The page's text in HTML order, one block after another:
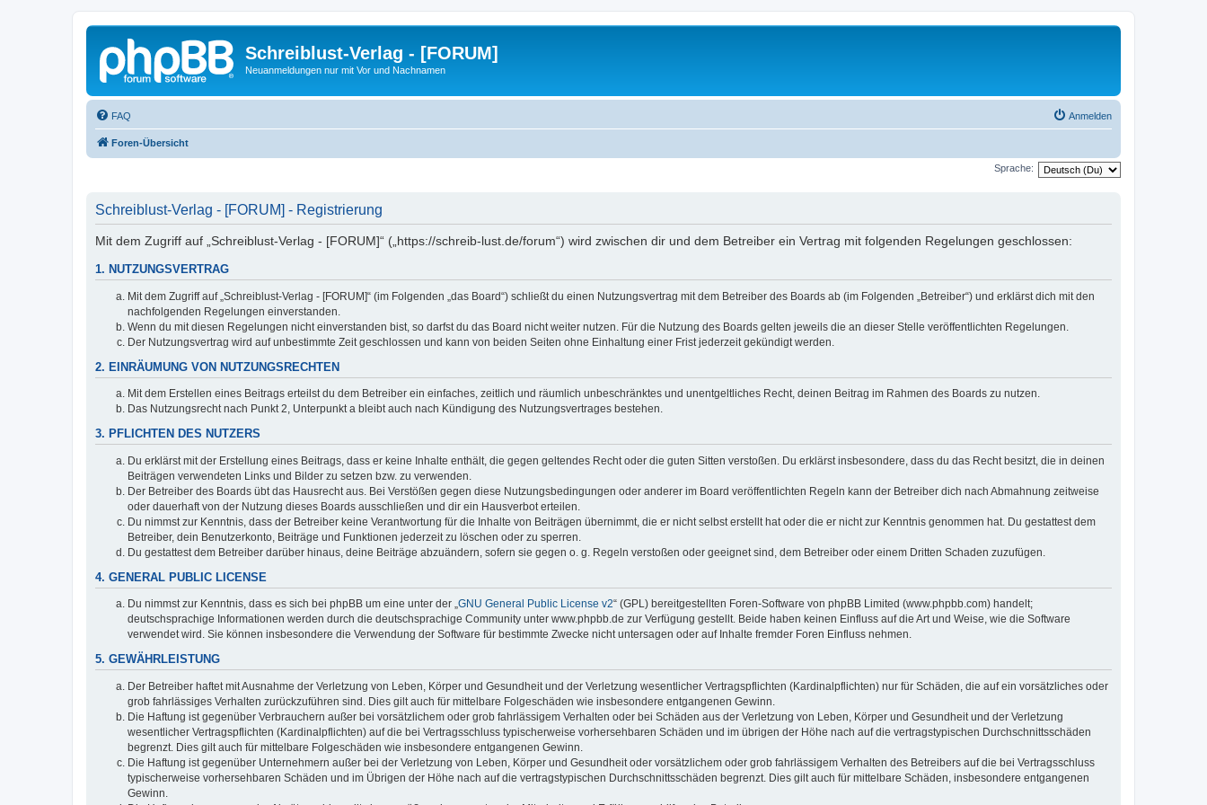
Schreiblust-Verlag - [FORUM]
Neuanmeldungen nur mit Vor und Nachnamen
FAQ Anmelden
Foren-Übersicht
Sprache:
Schreiblust-Verlag - [FORUM] - Registrierung
Mit dem Zugriff auf „Schreiblust-Verlag - [FORUM]“ („https://schreib-lust.de/forum“) wird zwischen dir und dem Betreiber ein Vertrag mit folgenden Regelungen geschlossen:
1. NUTZUNGSVERTRAG
Mit dem Zugriff auf „Schreiblust-Verlag - [FORUM]“ (im Folgenden „das Board“) schließt du einen Nutzungsvertrag mit dem Betreiber des Boards ab (im Folgenden „Betreiber“) und erklärst dich mit den
nachfolgenden Regelungen einverstanden.
Wenn du mit diesen Regelungen nicht einverstanden bist, so darfst du das Board nicht weiter nutzen. Für die Nutzung des Boards gelten jeweils die an dieser Stelle veröffentlichten Regelungen.
Der Nutzungsvertrag wird auf unbestimmte Zeit geschlossen und kann von beiden Seiten ohne Einhaltung einer Frist jederzeit gekündigt werden.
2. EINRÄUMUNG VON NUTZUNGSRECHTEN
Mit dem Erstellen eines Beitrags erteilst du dem Betreiber ein einfaches, zeitlich und räumlich unbeschränktes und unentgeltliches Recht, deinen Beitrag im Rahmen des Boards zu nutzen.
Das Nutzungsrecht nach Punkt 2, Unterpunkt a bleibt auch nach Kündigung des Nutzungsvertrages bestehen.
3. PFLICHTEN DES NUTZERS
Du erklärst mit der Erstellung eines Beitrags, dass er keine Inhalte enthält, die gegen geltendes Recht oder die guten Sitten verstoßen. Du erklärst insbesondere, dass du das Recht besitzt, die in deinen
Beiträgen verwendeten Links und Bilder zu setzen bzw. zu verwenden.
Der Betreiber des Boards übt das Hausrecht aus. Bei Verstößen gegen diese Nutzungsbedingungen oder anderer im Board veröffentlichten Regeln kann der Betreiber dich nach Abmahnung zeitweise
oder dauerhaft von der Nutzung dieses Boards ausschließen und dir ein Hausverbot erteilen.
Du nimmst zur Kenntnis, dass der Betreiber keine Verantwortung für die Inhalte von Beiträgen übernimmt, die er nicht selbst erstellt hat oder die er nicht zur Kenntnis genommen hat. Du gestattest dem
Betreiber, dein Benutzerkonto, Beiträge und Funktionen jederzeit zu löschen oder zu sperren.
Du gestattest dem Betreiber darüber hinaus, deine Beiträge abzuändern, sofern sie gegen o. g. Regeln verstoßen oder geeignet sind, dem Betreiber oder einem Dritten Schaden zuzufügen.
4. GENERAL PUBLIC LICENSE
Du nimmst zur Kenntnis, dass es sich bei phpBB um eine unter der „GNU General Public License v2“ (GPL) bereitgestellten Foren-Software von phpBB Limited (www.phpbb.com) handelt;
deutschsprachige Informationen werden durch die deutschsprachige Community unter www.phpbb.de zur Verfügung gestellt. Beide haben keinen Einfluss auf die Art und Weise, wie die Software
verwendet wird. Sie können insbesondere die Verwendung der Software für bestimmte Zwecke nicht untersagen oder auf Inhalte fremder Foren Einfluss nehmen.
5. GEWÄHRLEISTUNG
Der Betreiber haftet mit Ausnahme der Verletzung von Leben, Körper und Gesundheit und der Verletzung wesentlicher Vertragspflichten (Kardinalpflichten) nur für Schäden, die auf ein vorsätzliches oder
grob fahrlässiges Verhalten zurückzuführen sind. Dies gilt auch für mittelbare Folgeschäden wie insbesondere entgangenen Gewinn.
Die Haftung ist gegenüber Verbrauchern außer bei vorsätzlichem oder grob fahrlässigem Verhalten oder bei Schäden aus der Verletzung von Leben, Körper und Gesundheit und der Verletzung
wesentlicher Vertragspflichten (Kardinalpflichten) auf die bei Vertragsschluss typischerweise vorhersehbaren Schäden und im übrigen der Höhe nach auf die vertragstypischen Durchschnittsschäden
begrenzt. Dies gilt auch für mittelbare Folgeschäden wie insbesondere entgangenen Gewinn.
Die Haftung ist gegenüber Unternehmern außer bei der Verletzung von Leben, Körper und Gesundheit oder vorsätzlichem oder grob fahrlässigem Verhalten des Betreibers auf die bei Vertragsschluss
typischerweise vorhersehbaren Schäden und im Übrigen der Höhe nach auf die vertragstypischen Durchschnittsschäden begrenzt. Dies gilt auch für mittelbare Schäden, insbesondere entgangenen
Gewinn.